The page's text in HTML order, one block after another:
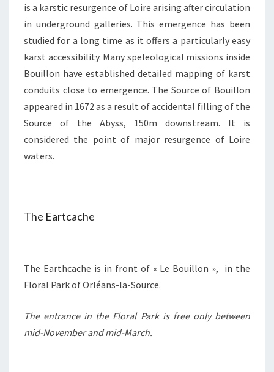
is a karstic resurgence of Loire arising after circulation
in underground galleries. This emergence has been
studied for a long time as it offers a particularly easy
karst accessibility. Many speleological missions inside
Bouillon have established detailed mapping of karst
conduits close to emergence. The Source of Bouillon
appeared in 1672 as a result of accidental filling of the
Source of the Abyss, 150m downstream. It is
considered the point of major resurgence of Loire
waters.
The Eartcache
The Earthcache is in front of « Le Bouillon », in the
Floral Park of Orléans-la-Source.
The entrance in the Floral Park is free only between
mid-November and mid-March.